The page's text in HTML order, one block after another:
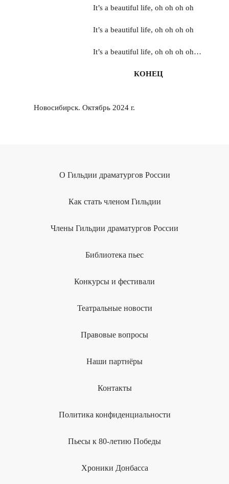
It’s a beautiful life, oh oh oh oh
It’s a beautiful life, oh oh oh oh
It’s a beautiful life, oh oh oh oh…
КОНЕЦ
Новосибирск. Октябрь 2024 г.
О Гильдии драматургов России
Как стать членом Гильдии
Члены Гильдии драматургов России
Библиотека пьес
Конкурсы и фестивали
Театральные новости
Правовые вопросы
Наши партнёры
Контакты
Политика конфиденциальности
Пьесы к 80-летию Победы
Хроники Донбасса